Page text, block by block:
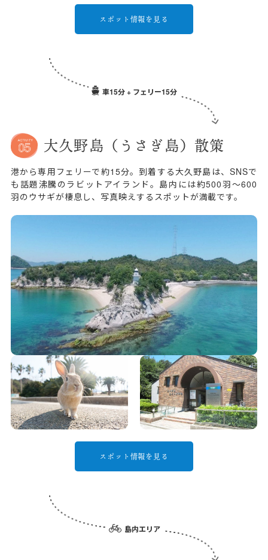
スポット情報を見る
車15分 + フェリー15分
大久野島（うさぎ島）散策
港から専用フェリーで約15分。到着する大久野島は、SNSで
も話題沸騰のラビットアイランド。島内には約500羽～600
羽のウサギが棲息し、写真映えするスポットが満載です。
スポット情報を見る
島内エリア